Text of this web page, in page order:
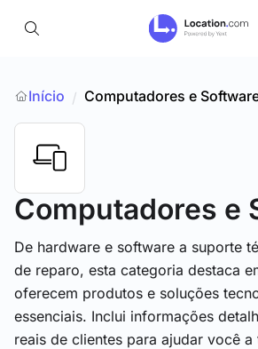
Início / Computadores e
Computadores e
De hardware e software a suporte
de reparo, esta categoria destaca
oferecem produtos e soluções
essenciais. Inclui informações
reais de clientes para ajudar você